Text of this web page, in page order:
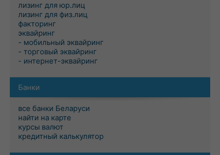
лизинг для юр.лиц
лизинг для физ.лиц
факторинг
эквайринг
- мобильный эквайринг
- торговый эквайринг
- интернет-эквайринг
Банки
все банки Беларуси
найти на карте
курсы валют
кредитный калькулятор